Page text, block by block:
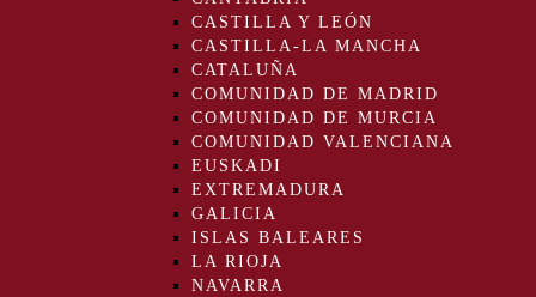
CASTILLA Y LEÓN
CASTILLA-LA MANCHA
CATALUÑA
COMUNIDAD DE MADRID
COMUNIDAD DE MURCIA
COMUNIDAD VALENCIANA
EUSKADI
EXTREMADURA
GALICIA
ISLAS BALEARES
LA RIOJA
NAVARRA